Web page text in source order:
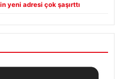
yeni adresi çok şaşırttı